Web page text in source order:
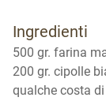
Ingredienti
500 gr. farina
200 gr. cipolle
qualche costa